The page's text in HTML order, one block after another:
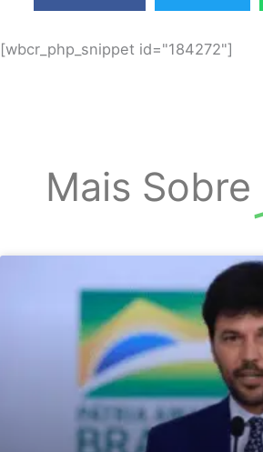
[wbcr_php_snippet id="184272"]
Mais Sobre